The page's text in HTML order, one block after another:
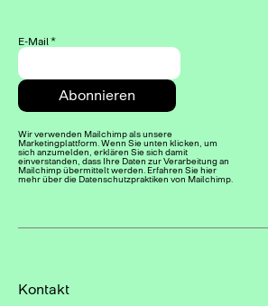
E-Mail*
Wir verwenden Mailchimp als unsere
Marketingplattform. Wenn Sie unten klicken, um
sich anzumelden, erklären Sie sich damit
einverstanden, dass Ihre Daten zur Verarbeitung an
Mailchimp übermittelt werden. Erfahren Sie hier
mehr über die Datenschutzpraktiken von Mailchimp.
Kontakt